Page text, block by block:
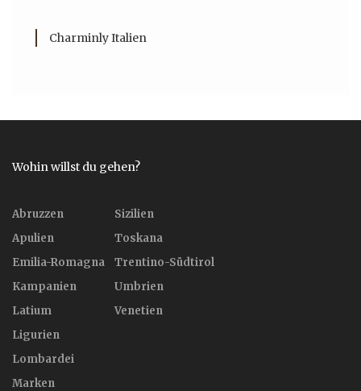
Charminly Italien
Wohin willst du gehen?
Abruzzen
Apulien
Emilia-Romagna
Kampanien
Latium
Ligurien
Lombardei
Marken
Sizilien
Toskana
Trentino-Südtirol
Umbrien
Venetien